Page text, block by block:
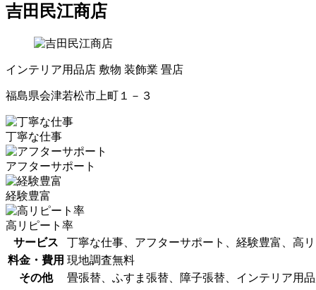
吉田民江商店
インテリア用品店 敷物 装飾業 畳店
福島県会津若松市上町１－３
丁寧な仕事
アフターサポート
経験豊富
高リピート率
サービス
丁寧な仕事、アフターサポート、経験豊富、高
料金・費用 現地調査無料
その他
畳張替、ふすま張替、障子張替、インテリア用